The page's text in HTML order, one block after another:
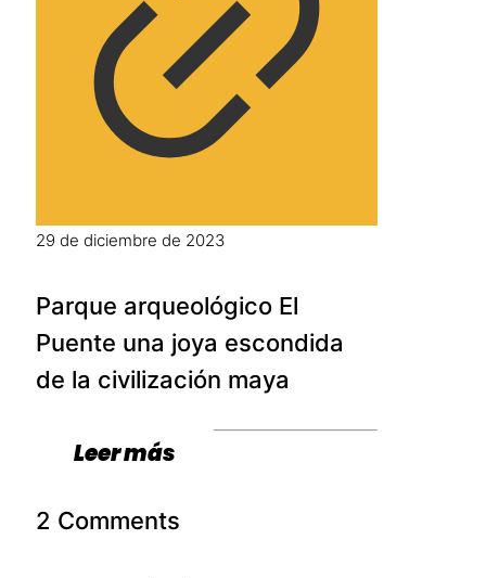
29 de diciembre de 2023
Parque arqueológico El
Puente una joya escondida
de la civilización maya
Leer más
2 Comments